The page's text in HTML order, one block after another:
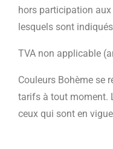
hors participation aux
lesquels sont
TVA non applicable
Couleurs Bohème se
tarifs à tout moment.
ceux qui sont en